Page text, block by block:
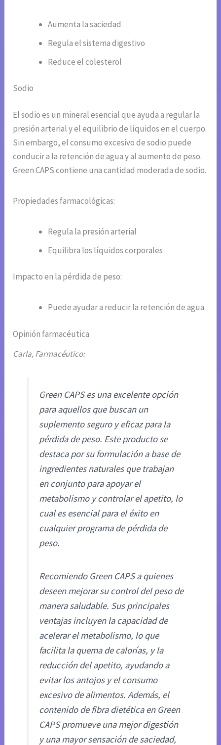
Aumenta la saciedad
Regula el sistema digestivo
Reduce el colesterol
Sodio
El sodio es un mineral esencial que ayuda a regular la
presión arterial y el equilibrio de líquidos en el cuerpo.
Sin embargo, el consumo excesivo de sodio puede
conducir a la retención de agua y al aumento de peso.
Green CAPS contiene una cantidad moderada de sodio.
Propiedades farmacológicas:
Regula la presión arterial
Equilibra los líquidos corporales
Impacto en la pérdida de peso:
Puede ayudar a reducir la retención de agua
Opinión farmacéutica
Carla, Farmacéutico:
Green CAPS es una excelente opción
para aquellos que buscan un
suplemento seguro y eficaz para la
pérdida de peso. Este producto se
destaca por su formulación a base de
ingredientes naturales que trabajan
en conjunto para apoyar el
metabolismo y controlar el apetito, lo
cual es esencial para el éxito en
cualquier programa de pérdida de
peso.
Recomiendo Green CAPS a quienes
deseen mejorar su control del peso de
manera saludable. Sus principales
ventajas incluyen la capacidad de
acelerar el metabolismo, lo que
facilita la quema de calorías, y la
reducción del apetito, ayudando a
evitar los antojos y el consumo
excesivo de alimentos. Además, el
contenido de fibra dietética en Green
CAPS promueve una mejor digestión
y una mayor sensación de saciedad,